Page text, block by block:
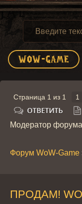
Страница 1 из 1 1
Модератор
Форум WoW-Game
ПРОДАМ!